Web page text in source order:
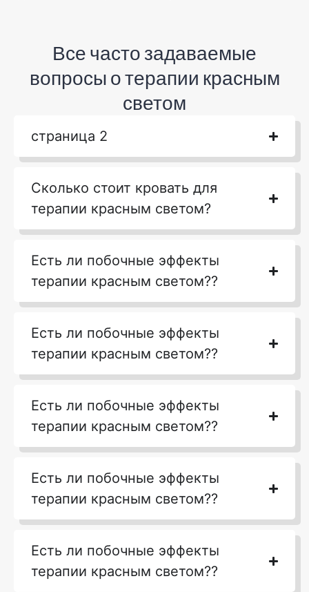
Все часто задаваемые
вопросы о терапии красным
светом
страница 2
Сколько стоит кровать для
терапии красным светом?
Есть ли побочные эффекты
терапии красным светом??
Есть ли побочные эффекты
терапии красным светом??
Есть ли побочные эффекты
терапии красным светом??
Есть ли побочные эффекты
терапии красным светом??
Есть ли побочные эффекты
терапии красным светом??